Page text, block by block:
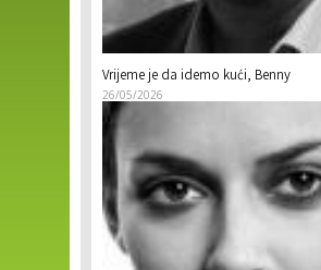
Vrijeme je da idemo kući, Benny
26/05/2026